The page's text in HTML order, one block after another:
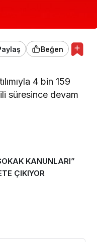
Beğen
4 bin 159
süresince devam
KANUNLARI”
ÇIKIYOR